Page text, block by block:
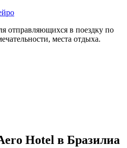
отправляющихся в поездку по
места отдыха.
Hotel в Бразилиа